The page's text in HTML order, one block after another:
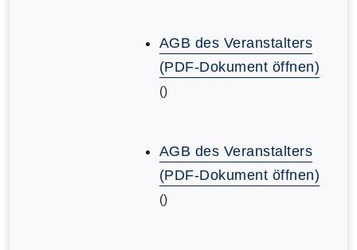
AGB des Veranstalters
(PDF-Dokument öffnen)
()
AGB des Veranstalters
(PDF-Dokument öffnen)
()